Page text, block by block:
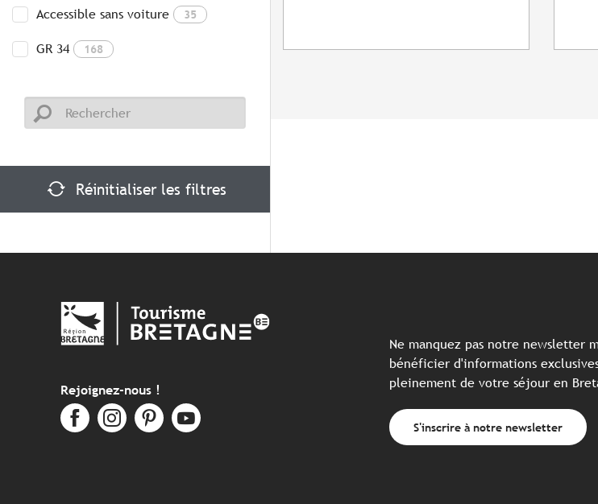
Accessible sans voiture 35
GR 34 168
Réinitialiser les filtres
Rejoignez-nous !
Ne manquez pas notre newsletter
bénéficier d'informations
pleinement de votre séjour en
S'inscrire à notre newsletter